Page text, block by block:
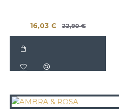
16,03 € 22,90 €